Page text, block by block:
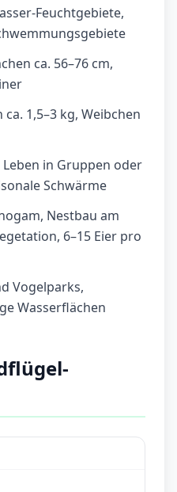
Feuchtgebiete,
ca. 56–76 cm,
1,5–3 kg, Weibchen
Leben in Gruppen oder
Schwärme
Nestbau am
6–15 Eier pro
Vogelparks,
Wasserflächen